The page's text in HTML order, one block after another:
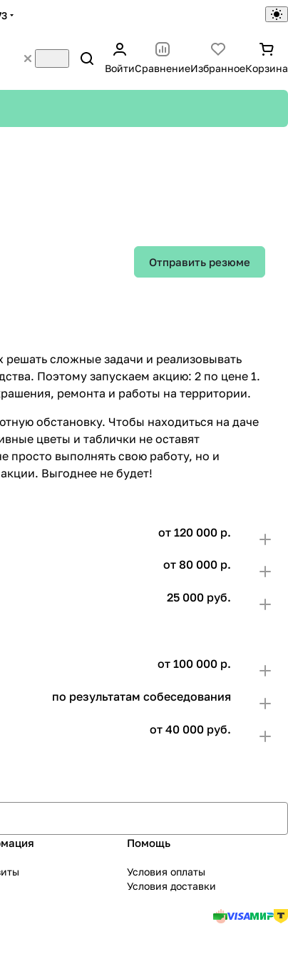
ВойтиСравнениеИзбранноеКорзина
Отправить резюме
сложные задачи и реализовывать
Поэтому запускаем акцию: 2 по цене 1.
ремонта и работы на территории.
обстановку. Чтобы находиться на даче
цветы и таблички не оставят
просто выполнять свою работу, но и
Выгоднее не будет!
от 120 000 р.
от 80 000 р.
25 000 руб.
от 100 000 р.
по результатам собеседования
от 40 000 руб.
Помощь
Условия оплаты
Условия доставки